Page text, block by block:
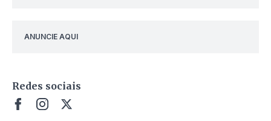
ANUNCIE AQUI
Redes sociais